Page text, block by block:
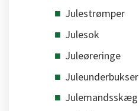
Julestrømper
Julesok
Juleøreringe
Juleunderbukser
Julemandsskæg